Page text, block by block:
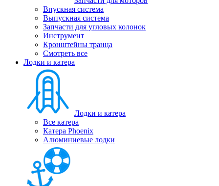
Впускная система
Выпускная система
Запчасти для угловых колонок
Инструмент
Кронштейны транца
Смотреть все
Лодки и катера
Лодки и катера
Все катера
Катера Phoenix
Алюминиевые лодки